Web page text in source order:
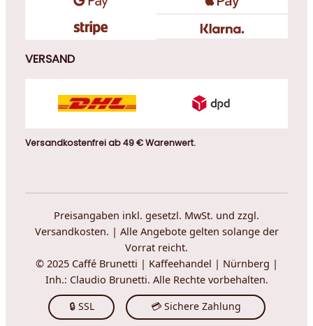
VERSAND
Versandkostenfrei ab 49 € Warenwert.
Preisangaben inkl. gesetzl. MwSt. und zzgl.
Versandkosten. | Alle Angebote gelten solange der
Vorrat reicht.
© 2025 Caffé Brunetti | Kaffeehandel | Nürnberg |
Inh.: Claudio Brunetti. Alle Rechte vorbehalten.
🔒 SSL 💳 Sichere Zahlung